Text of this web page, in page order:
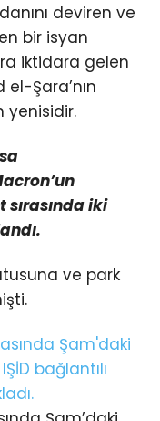
deviren ve
bir isyan
iktidara gelen
Şara’nın
yenisidir.
sırasında iki
ve park